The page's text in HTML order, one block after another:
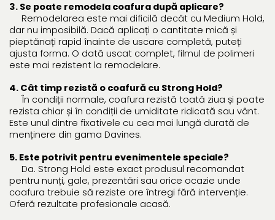
3. Se poate remodela coafura după aplicare?
Remodelarea este mai dificilă decât cu Medium Hold,
dar nu imposibilă. Dacă aplicați o cantitate mică și
pieptănați rapid înainte de uscare completă, puteți
ajusta forma. O dată uscat complet, filmul de polimeri
este mai rezistent la remodelare.
4. Cât timp rezistă o coafură cu Strong Hold?
În condiții normale, coafura rezistă toată ziua și poate
rezista chiar și în condiții de umiditate ridicată sau vânt.
Este unul dintre fixativele cu cea mai lungă durată de
menținere din gama Davines.
5. Este potrivit pentru evenimentele speciale?
Da. Strong Hold este exact produsul recomandat
pentru nunți, gale, prezentări sau orice ocazie unde
coafura trebuie să reziste ore întregi fără intervenție.
Oferă rezultate profesionale acasă.